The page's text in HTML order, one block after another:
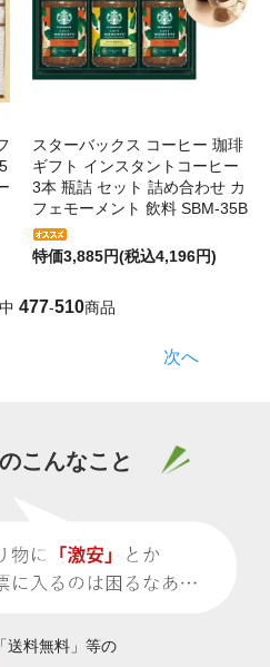
スターバックス コーヒー 珈琲
ギフト インスタントコーヒー
3本 瓶詰 セット 詰め合わせ カ
フェモーメント 飲料 SBM-35B
特価3,885円(税込4,196円)
477-510商品
次へ
こんなこと
送料無料」等の